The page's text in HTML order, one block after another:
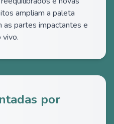
ampliam a paleta
as partes impactantes e
vivo.
por